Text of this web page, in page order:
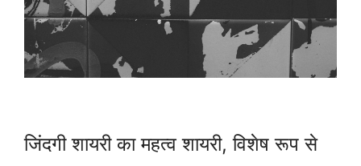
जिंदगी शायरी का महत्व शायरी, विशेष रूप से